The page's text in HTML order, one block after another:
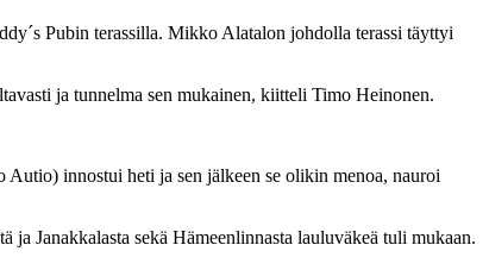
Pubin terassilla. Mikko Alatalon johdolla terassi täyttyi
ja tunnelma sen mukainen, kiitteli Timo Heinonen.
innostui heti ja sen jälkeen se olikin menoa, nauroi
Janakkalasta sekä Hämeenlinnasta lauluväkeä tuli mukaan.